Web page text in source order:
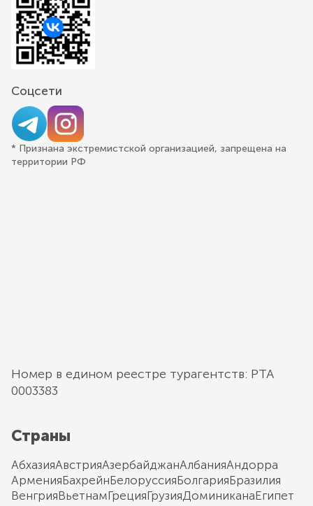
Соцсети
* Признана экстремистской организацией, запрещена на
территории РФ
Номер в едином реестре турагентств: РТА
0003383
Страны
АбхазияАвстрияАзербайджанАлбанияАндорра
АрменияБахрейнБелоруссияБолгарияБразилия
ВенгрияВьетнамГрецияГрузияДоминиканаЕгипет